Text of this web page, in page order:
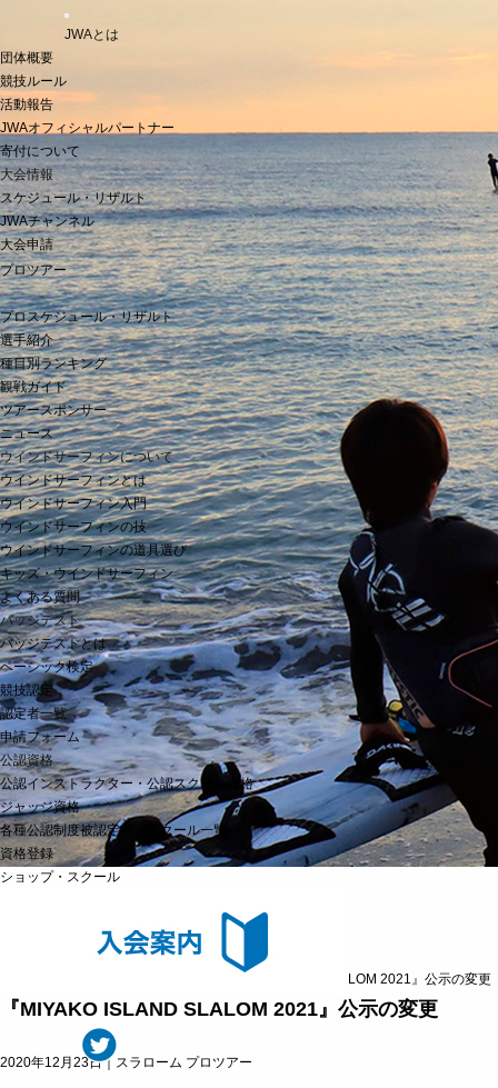
t
o
l
e
n
a
v
i
g
a
t
i
o
n
JWAとは
団体概要
競技ルール
活動報告
JWAオフィシャルパートナー
寄付について
大会情報
スケジュール・リザルト
JWAチャンネル
大会申請
プロツアー
プロスケジュール・リザルト
選手紹介
種目別ランキング
観戦ガイド
ツアースポンサー
ニュース
ウインドサーフィンについて
ウインドサーフィンとは
ウインドサーフィン入門
ウインドサーフィンの技
ウインドサーフィンの道具選び
キッズ・ウインドサーフィン
よくある質問
バッジテスト
バッジテストとは
ベーシック検定
競技認定
認定者一覧
申請フォーム
公認資格
公認インストラクター・公認スクール資格
ジャッジ資格
各種公認制度被認定者・スクール一覧
資格登録
ショップ・スクール
『MIYAKO ISLAND SLALOM 2021』公示の変更
『MIYAKO ISLAND SLALOM 2021』公示の変更
2020年12月23日｜ スラローム プロツアー